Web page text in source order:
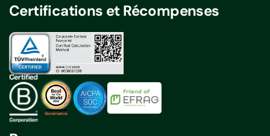
Certifications et Récompenses